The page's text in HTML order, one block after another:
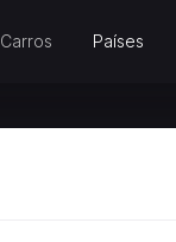
Carros Países